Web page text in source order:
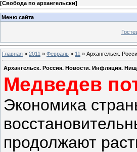
[Свобода по архангельски]
Меню сайта
Главная » 2011 » Февраль » 11 » Архангельск.
Архангельск. Россия. Новости. Инфляция.
Медведев
Экономика
продолжают